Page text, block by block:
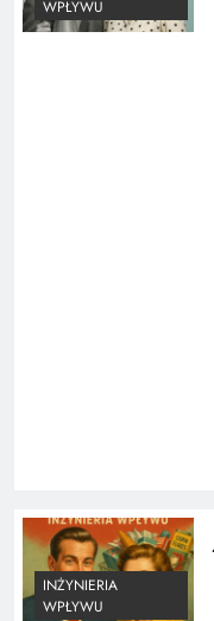
WPŁYWU
INŻYNIERIA
WPŁYWU